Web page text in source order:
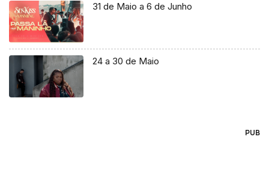
31 de Maio a 6 de Junho
24 a 30 de Maio
PUB